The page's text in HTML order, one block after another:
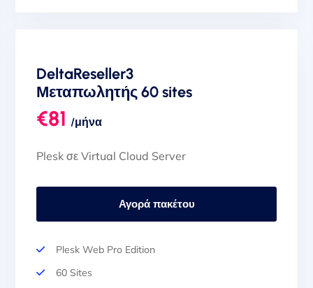
DeltaReseller3
Μεταπωλητής 60 sites
€81 /μήνα
Plesk σε Virtual Cloud Server
Αγορά πακέτου
Plesk Web Pro Edition
60 Sites